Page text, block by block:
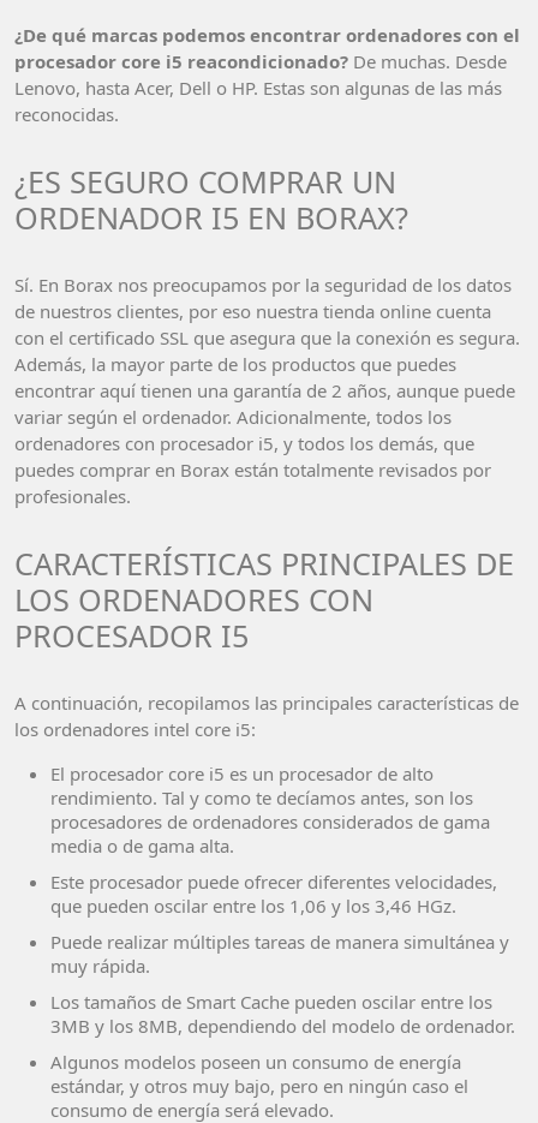
¿De qué marcas podemos encontrar ordenadores con el
procesador core i5 reacondicionado? De muchas. Desde
Lenovo, hasta Acer, Dell o HP. Estas son algunas de las más
reconocidas.
¿ES SEGURO COMPRAR UN
ORDENADOR I5 EN BORAX?
Sí. En Borax nos preocupamos por la seguridad de los datos
de nuestros clientes, por eso nuestra tienda online cuenta
con el certificado SSL que asegura que la conexión es segura.
Además, la mayor parte de los productos que puedes
encontrar aquí tienen una garantía de 2 años, aunque puede
variar según el ordenador. Adicionalmente, todos los
ordenadores con procesador i5, y todos los demás, que
puedes comprar en Borax están totalmente revisados por
profesionales.
CARACTERÍSTICAS PRINCIPALES DE
LOS ORDENADORES CON
PROCESADOR I5
A continuación, recopilamos las principales características de
los ordenadores intel core i5:
El procesador core i5 es un procesador de alto
rendimiento. Tal y como te decíamos antes, son los
procesadores de ordenadores considerados de gama
media o de gama alta.
Este procesador puede ofrecer diferentes velocidades,
que pueden oscilar entre los 1,06 y los 3,46 HGz.
Puede realizar múltiples tareas de manera simultánea y
muy rápida.
Los tamaños de Smart Cache pueden oscilar entre los
3MB y los 8MB, dependiendo del modelo de ordenador.
Algunos modelos poseen un consumo de energía
estándar, y otros muy bajo, pero en ningún caso el
consumo de energía será elevado.